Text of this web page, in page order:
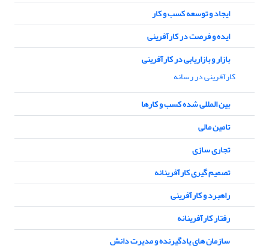
ایجاد و توسعه کسب و کار
ایده و فرصت در کارآفرینی
بازار و بازاریابی در کارآفرینی
کارآفرینی در رسانه
بین المللی شده کسب و کارها
تامین مالی
تجاری سازی
تصمیم گیری کارآفرینانه
راهبرد و کارآفرینی
رفتار کارآفرینانه
سازمان های یادگیرنده و مدیرت دانش